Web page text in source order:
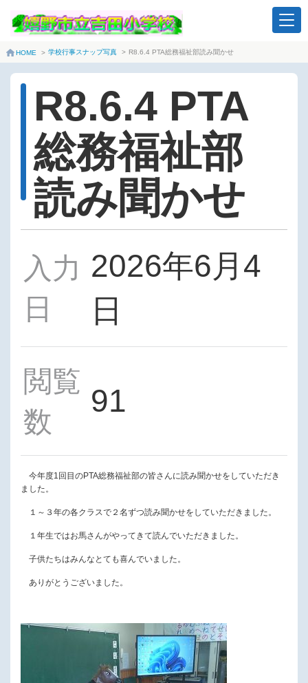
HOME > 学校行事スナップ写真 > R8.6.4 PTA総務福祉部読み聞かせ
R8.6.4 PTA
総務福祉部
読み聞かせ
入力
日
2026年6月4
日
閲覧
数
91
今年度1回目のPTA総務福祉部の皆さんに読み聞かせをしていただき
ました。
１～３年の各クラスで２名ずつ読み聞かせをしていただきました。
１年生ではお馬さんがやってきて読んでいただきました。
子供たちはみんなとても喜んでいました。
ありがとうございました。